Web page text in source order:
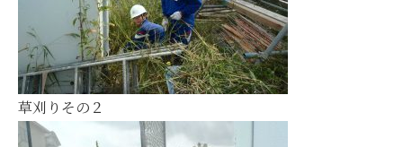
草刈りその２